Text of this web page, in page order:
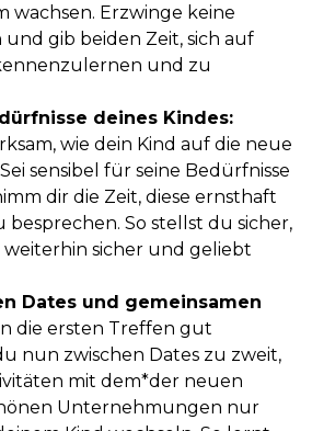
wachsen. Erzwinge keine
gib beiden Zeit, sich auf
und zu
deines Kindes:
wie dein Kind auf die neue
sensibel für seine Bedürfnisse
dir die Zeit, diese ernsthaft
So stellst du sicher,
weiterhin sicher und geliebt
Dates und gemeinsamen
die ersten Treffen gut
nun zwischen Dates zu zweit,
mit dem*der neuen
Unternehmungen nur